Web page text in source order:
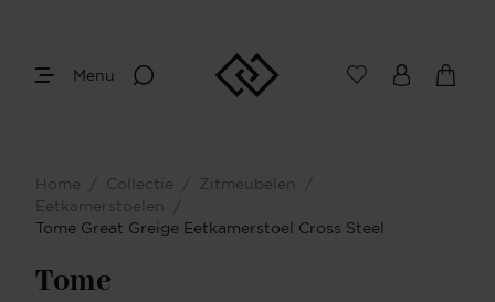
Menu
Home / Collectie / Zitmeubelen
/
Eetkamerstoelen
/
Tome Great Greige Eetkamerstoel Cross Steel
Tome